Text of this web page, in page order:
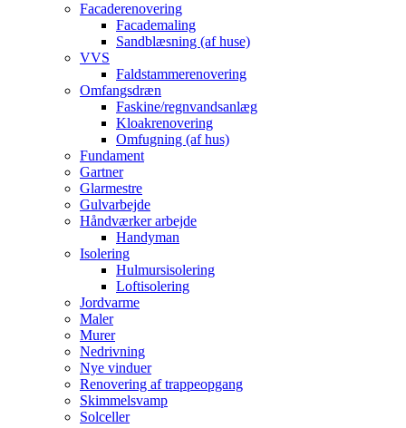
Facaderenovering
Facademaling
Sandblæsning (af huse)
VVS
Faldstammerenovering
Omfangsdræn
Faskine/regnvandsanlæg
Kloakrenovering
Omfugning (af hus)
Fundament
Gartner
Glarmestre
Gulvarbejde
Håndværker arbejde
Handyman
Isolering
Hulmursisolering
Loftisolering
Jordvarme
Maler
Murer
Nedrivning
Nye vinduer
Renovering af trappeopgang
Skimmelsvamp
Solceller